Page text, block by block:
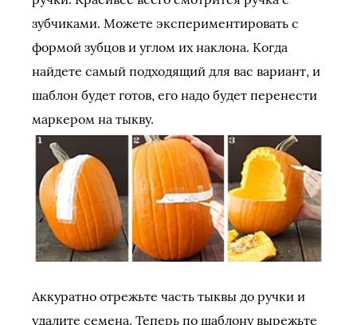
зубчиками. Можете экспериментировать с
формой зубцов и углом их наклона. Когда
найдете самый подходящий для вас вариант, и
шаблон будет готов, его надо будет перенести
маркером на тыкву.
Аккуратно отрежьте часть тыквы до ручки и
удалите семена. Теперь по шаблону вырежьте